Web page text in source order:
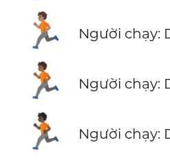
🏃🏽 Người chạy:
🏃🏾 Người chạy:
🏃🏿 Người chạy: